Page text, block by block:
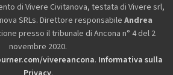
di Vivere Civitanova, testata di Vivere srl,
SRLs. Direttore responsabile Andrea
presso il tribunale di Ancona n° 4 del 2
novembre 2020.
vivereancona. Informativa sulla